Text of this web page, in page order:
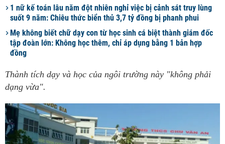
1 nữ kế toán lâu năm đột nhiên nghỉ việc bị cảnh sát truy lùng
suốt 9 năm: Chiêu thức biển thủ 3,7 tỷ đồng bị phanh phui
Mẹ không biết chữ dạy con từ học sinh cá biệt thành giám đốc
tập đoàn lớn: Không học thêm, chỉ áp dụng bằng 1 bản hợp
đồng
Thành tích dạy và học của ngôi trường này "không phải
dạng vừa".